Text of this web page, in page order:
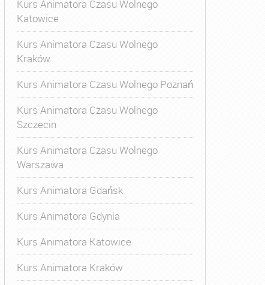
Kurs Animatora Czasu Wolnego
Katowice
Kurs Animatora Czasu Wolnego
Kraków
Kurs Animatora Czasu Wolnego Poznań
Kurs Animatora Czasu Wolnego
Szczecin
Kurs Animatora Czasu Wolnego
Warszawa
Kurs Animatora Gdańsk
Kurs Animatora Gdynia
Kurs Animatora Katowice
Kurs Animatora Kraków